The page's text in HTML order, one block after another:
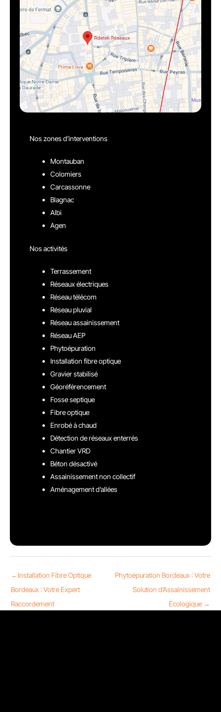
Nos zones d’interventions
Montauban
Colomiers
Carcassonne
Blagnac
Albi
Agen
Nos activités
Terrassement
Réseaux électriques
Réseau télécom
Réseau pluvial
Réseau assainissement
Réseau AEP
Phytoépuration
Installation fibre optique
Gravier stabilisé
Géoréférencement
Fosse septique
Fibre optique
Enrobé à chaud
Détection de réseaux enterrés
Chantier VRD
Béton désactivé
Assainissement non collectif
Aménagement d’allées
←Installation Fibre Optique
Bordeaux : Votre Expert
Raccordement
Phytoépuration Bordeaux : Votre
Solution d’Assainissement
Écologique →